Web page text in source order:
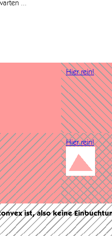
...
Hier rein!
Hier rein!
ist, also keine